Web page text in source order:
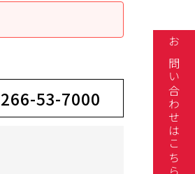
53-7000 お問い合わせはこちら